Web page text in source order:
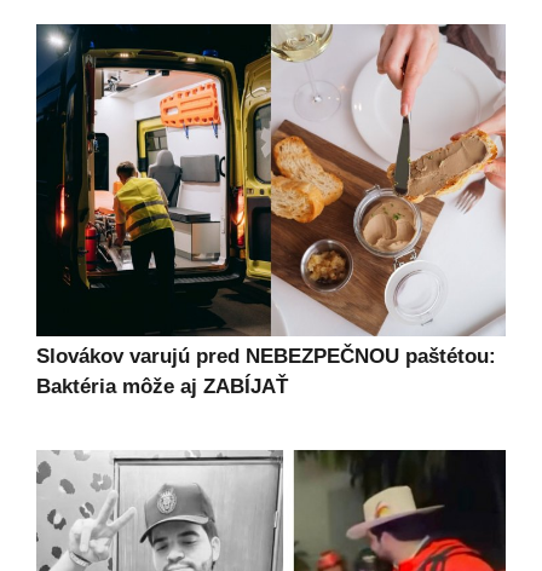
Slovákov varujú pred NEBEZPEČNOU paštétou:
Baktéria môže aj ZABÍJAŤ